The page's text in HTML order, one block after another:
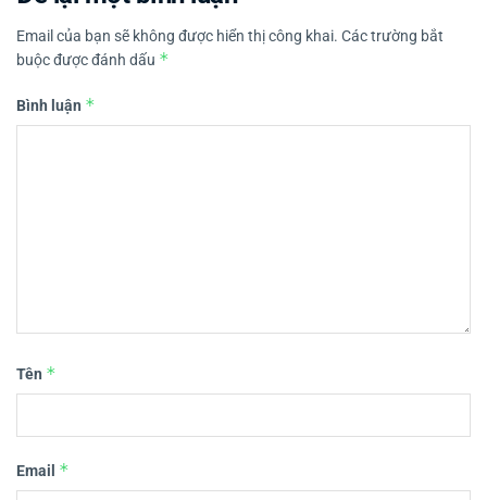
Email của bạn sẽ không được hiển thị công khai. Các trường bắt
buộc được đánh dấu *
Bình luận *
Tên *
Email *